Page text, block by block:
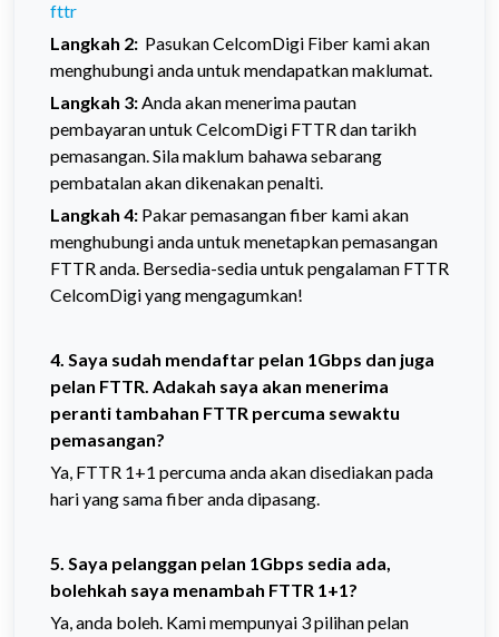
fttr
Langkah 2: Pasukan CelcomDigi Fiber kami akan
menghubungi anda untuk mendapatkan maklumat.
Langkah 3:Anda akan menerima pautan
pembayaran untuk CelcomDigi FTTR dan tarikh
pemasangan. Sila maklum bahawa sebarang
pembatalan akan dikenakan penalti.
Langkah 4: Pakar pemasangan fiber kami akan
menghubungi anda untuk menetapkan pemasangan
FTTR anda. Bersedia-sedia untuk pengalaman FTTR
CelcomDigi yang mengagumkan!
4. Saya sudah mendaftar pelan 1Gbps dan juga
pelan FTTR. Adakah saya akan menerima
peranti tambahan FTTR percuma sewaktu
pemasangan?
Ya, FTTR 1+1 percuma anda akan disediakan pada
hari yang sama fiber anda dipasang.
5. Saya pelanggan pelan 1Gbps sedia ada,
bolehkah saya menambah FTTR 1+1?
Ya, anda boleh. Kami mempunyai 3 pilihan pelan